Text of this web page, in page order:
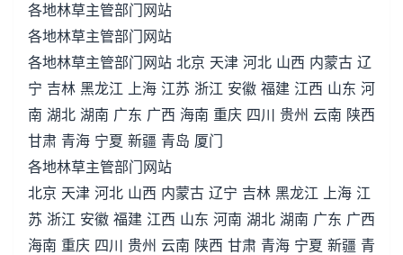
各地林草主管部门网站
各地林草主管部门网站
各地林草主管部门网站 北京 天津 河北 山西 内蒙古 辽
宁 吉林 黑龙江 上海 江苏 浙江 安徽 福建 江西 山东 河
南 湖北 湖南 广东 广西 海南 重庆 四川 贵州 云南 陕西
甘肃 青海 宁夏 新疆 青岛 厦门
各地林草主管部门网站
北京 天津 河北 山西 内蒙古 辽宁 吉林 黑龙江 上海 江
苏 浙江 安徽 福建 江西 山东 河南 湖北 湖南 广东 广西
海南 重庆 四川 贵州 云南 陕西 甘肃 青海 宁夏 新疆 青